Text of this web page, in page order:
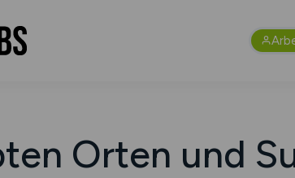
Orten und